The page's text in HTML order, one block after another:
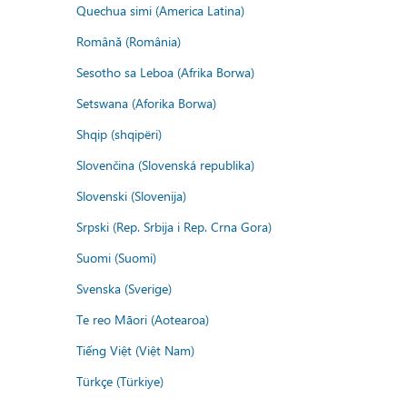
Quechua simi (America Latina)
Română (România)
Sesotho sa Leboa (Afrika Borwa)
Setswana (Aforika Borwa)
Shqip (shqipëri)
Slovenčina (Slovenská republika)
Slovenski (Slovenija)
Srpski (Rep. Srbija i Rep. Crna Gora)
Suomi (Suomi)
Svenska (Sverige)
Te reo Māori (Aotearoa)
Tiếng Việt (Việt Nam)
Türkçe (Türkiye)